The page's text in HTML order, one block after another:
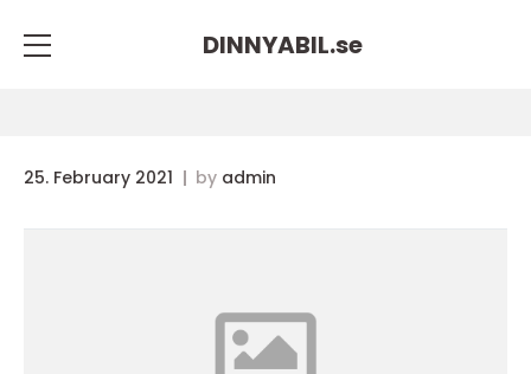
DINNYABIL.se
25. February 2021 by admin